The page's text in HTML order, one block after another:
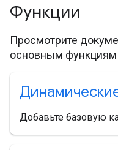
Функции
Просмотрите
основным функциям
Добавьте базовую